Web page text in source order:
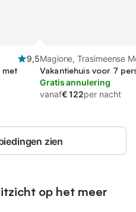
9,5
met
Magione, Trasimeense
Vakantiehuis voor 7
Gratis annulering
vanaf€ 122per nacht
zien
op het meer